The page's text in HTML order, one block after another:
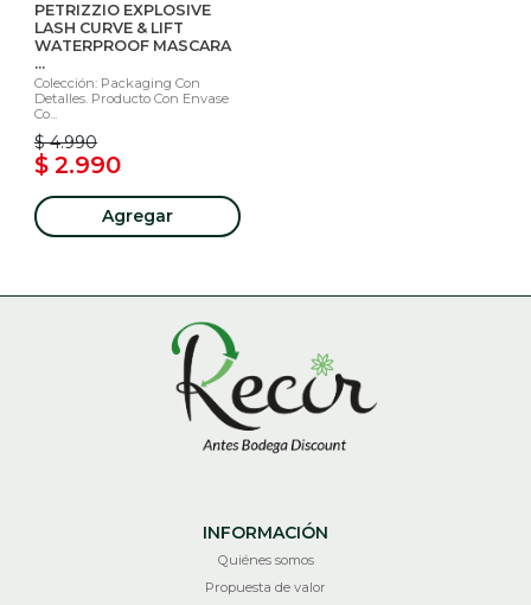
PETRIZZIO EXPLOSIVE
LASH CURVE & LIFT
WATERPROOF MASCARA
...
Colección: Packaging Con
Detalles. Producto Con Envase
Co...
$ 4.990
$ 2.990
Agregar
INFORMACIÓN
Quiénes somos
Propuesta de valor